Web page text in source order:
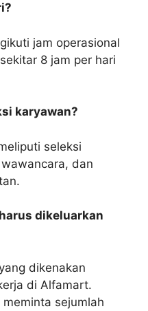
jam operasional
8 jam per hari
karyawan?
seleksi
dan
dikeluarkan
dikenakan
di Alfamart.
sejumlah